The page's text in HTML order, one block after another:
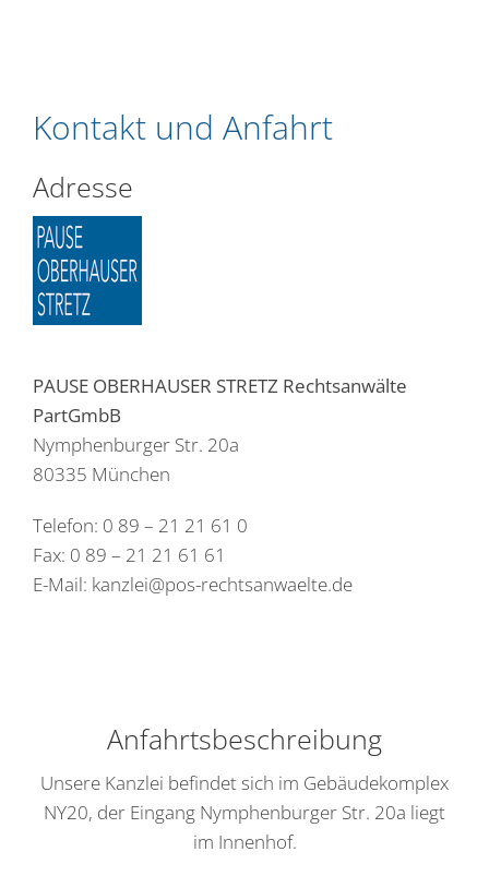
Kontakt und Anfahrt
Adresse
PAUSE OBERHAUSER STRETZ Rechtsanwälte
PartGmbB
Nymphenburger Str. 20a
80335 München
Telefon: 0 89 – 21 21 61 0
Fax: 0 89 – 21 21 61 61
E-Mail: kanzlei@pos-rechtsanwaelte.de
Anfahrtsbeschreibung
Unsere Kanzlei befindet sich im Gebäudekomplex
NY20, der Eingang Nymphenburger Str. 20a liegt
im Innenhof.